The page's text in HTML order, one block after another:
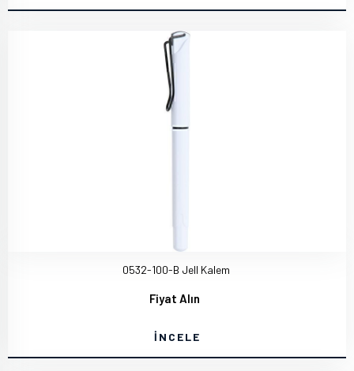
0532-100-B Jell Kalem
Fiyat Alın
İNCELE